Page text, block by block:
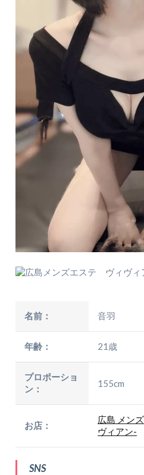
名前： 音羽
年齢： 21歳
プロポーショ
ン：
155cm
お店：
広島 メン
ヴィアン-
SNS